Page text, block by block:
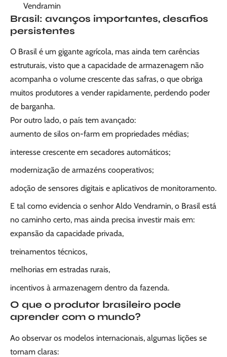
Vendramin
Brasil: avanços importantes, desafios
persistentes
O Brasil é um gigante agrícola, mas ainda tem carências
estruturais, visto que a capacidade de armazenagem não
acompanha o volume crescente das safras, o que obriga
muitos produtores a vender rapidamente, perdendo poder
de barganha.
Por outro lado, o país tem avançado:
aumento de silos on-farm em propriedades médias;
interesse crescente em secadores automáticos;
modernização de armazéns cooperativos;
adoção de sensores digitais e aplicativos de monitoramento.
E tal como evidencia o senhor Aldo Vendramin, o Brasil está
no caminho certo, mas ainda precisa investir mais em:
expansão da capacidade privada,
treinamentos técnicos,
melhorias em estradas rurais,
incentivos à armazenagem dentro da fazenda.
O que o produtor brasileiro pode
aprender com o mundo?
Ao observar os modelos internacionais, algumas lições se
tornam claras: